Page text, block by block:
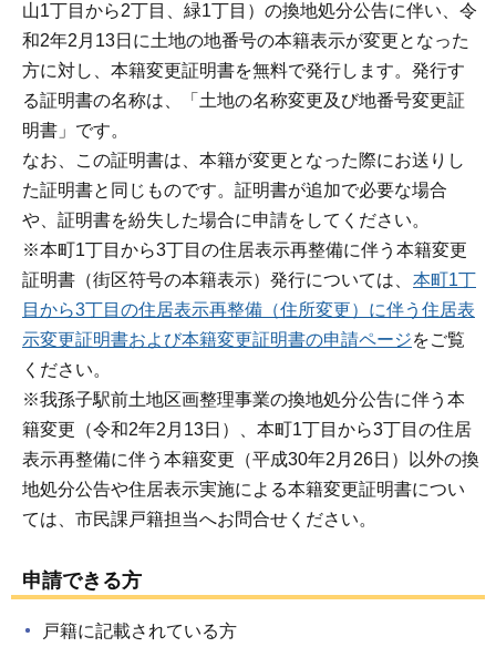
山1丁目から2丁目、緑1丁目）の換地処分公告に伴い、令
和2年2月13日に土地の地番号の本籍表示が変更となった
方に対し、本籍変更証明書を無料で発行します。発行す
る証明書の名称は、「土地の名称変更及び地番号変更証
明書」です。
なお、この証明書は、本籍が変更となった際にお送りし
た証明書と同じものです。証明書が追加で必要な場合
や、証明書を紛失した場合に申請をしてください。
※本町1丁目から3丁目の住居表示再整備に伴う本籍変更
証明書（街区符号の本籍表示）発行については、 本町1丁
目から3丁目の住居表示再整備（住所変更）に伴う住居表
示変更証明書および本籍変更証明書の申請ページをご覧
ください。
※我孫子駅前土地区画整理事業の換地処分公告に伴う本
籍変更（令和2年2月13日）、本町1丁目から3丁目の住居
表示再整備に伴う本籍変更（平成30年2月26日）以外の換
地処分公告や住居表示実施による本籍変更証明書につい
ては、市民課戸籍担当へお問合せください。
申請できる方
戸籍に記載されている方